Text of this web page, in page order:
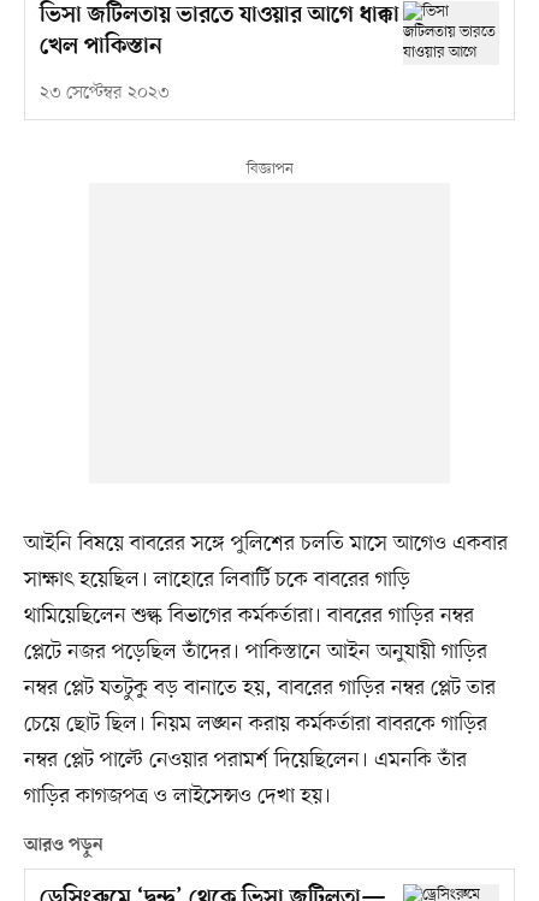
ভিসা জটিলতায় ভারতে যাওয়ার আগে ধাক্কা
খেল পাকিস্তান
২৩ সেপ্টেম্বর ২০২৩
আইনি বিষয়ে বাবরের সঙ্গে পুলিশের চলতি মাসে আগেও একবার
সাক্ষাৎ হয়েছিল। লাহোরে লিবার্টি চকে বাবরের গাড়ি
থামিয়েছিলেন শুল্ক বিভাগের কর্মকর্তারা। বাবরের গাড়ির নম্বর
প্লেটে নজর পড়েছিল তাঁদের। পাকিস্তানে আইন অনুযায়ী গাড়ির
নম্বর প্লেট যতটুকু বড় বানাতে হয়, বাবরের গাড়ির নম্বর প্লেট তার
চেয়ে ছোট ছিল। নিয়ম লঙ্ঘন করায় কর্মকর্তারা বাবরকে গাড়ির
নম্বর প্লেট পাল্টে নেওয়ার পরামর্শ দিয়েছিলেন। এমনকি তাঁর
গাড়ির কাগজপত্র ও লাইসেন্সও দেখা হয়।
আরও পড়ুন